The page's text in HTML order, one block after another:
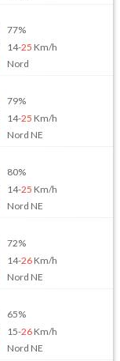
77%
14-25 Km/h
Nord
79%
14-25 Km/h
Nord NE
80%
14-25 Km/h
Nord NE
72%
14-26Km/h
Nord NE
65%
15-26Km/h
Nord NE